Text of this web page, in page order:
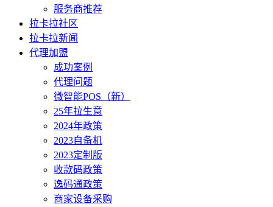
服务商推荐
拉卡拉社区
拉卡拉新闻
代理加盟
成功案例
代理问题
微智能POS（新）
25年拉生意
2024年政策
2023自备机
2023定制版
收款码政策
逸码通政策
商家设备采购